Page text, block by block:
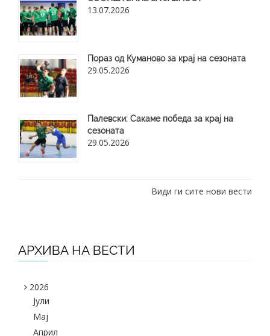
13.07.2026
Пораз од Куманово за крај на сезоната
29.05.2026
​Палевски: Сакаме победа за крај на
сезоната
29.05.2026
Види ги сите нови вести
АРХИВА НА ВЕСТИ
2026
Јули
Maj
Април